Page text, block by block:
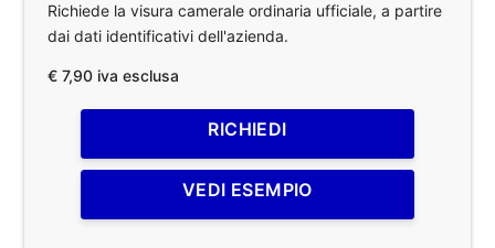
Richiede la visura camerale ordinaria ufficiale, a partire
dai dati identificativi dell'azienda.
€ 7,90 iva esclusa
RICHIEDI
VEDI ESEMPIO